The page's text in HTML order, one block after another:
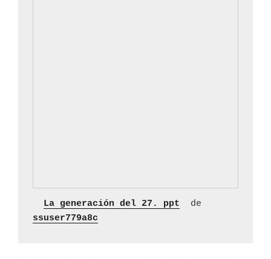
La generación del 27. ppt
ssuser779a8c